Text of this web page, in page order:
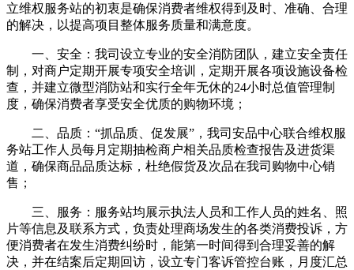
立维权服务站的初衷是确保消费者维权得到及时、准确、合理
的解决，以提高项目整体服务质量和满意度。
一、安全：我司设立专业的安全消防团队，建立安全责任
制，对商户定期开展专项安全培训，定期开展各项设施设备检
查，并建立微型消防站和实行全年无休的24小时总值管理制
度，确保消费者享受安全优质的购物环境；
二、品质：“抓品质、促发展”，我司安品中心联合维权服
务站工作人员每月定期抽检商户相关品质检查报告及进货渠
道，确保商品品质达标，杜绝假货及次品在我司购物中心销
售；
三、服务：服务站均展示执法人员和工作人员的姓名、照
片等信息及联系方式，负责处理商场发生的各类消费投诉，方
便消费者在发生消费纠纷时，能第一时间得到合理妥善的解
决，并在结案后定期回访，设立专门客诉管控台账，月度汇总